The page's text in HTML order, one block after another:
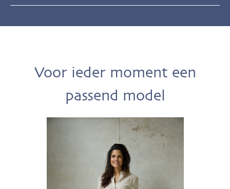
Voor ieder moment een
passend model